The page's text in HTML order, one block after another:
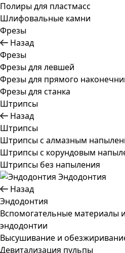
Полиры для пластмасс
Шлифовальные камни
Фрезы
Назад
Фрезы
Фрезы для левшей
Фрезы для прямого
Фрезы для станка
Штрипсы
Назад
Штрипсы
Штрипсы c алмазным
Штрипсы c корундовым
Штрипсы без напыления
Эндодонтия
Назад
Эндодонтия
Вспомогательные материалы
эндодонтии
Высушивание и
Девитализация пульпы